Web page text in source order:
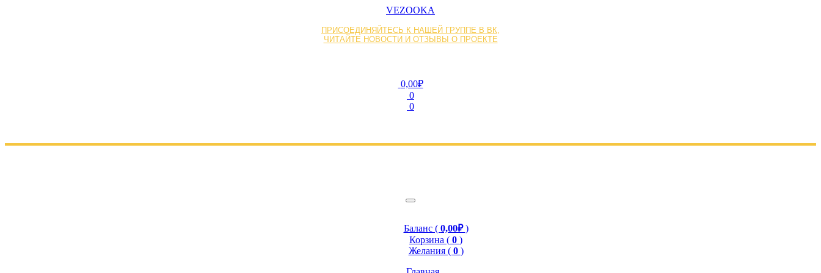
VEZOOKA
ПРИСОЕДИНЯЙТЕСЬ К НАШЕЙ ГРУППЕ В ВК,
ЧИТАЙТЕ НОВОСТИ И ОТЗЫВЫ О ПРОЕКТЕ
0,00₽
0
0
Баланс ( 0,00₽)
Корзина ( 0 )
Желания ( 0 )